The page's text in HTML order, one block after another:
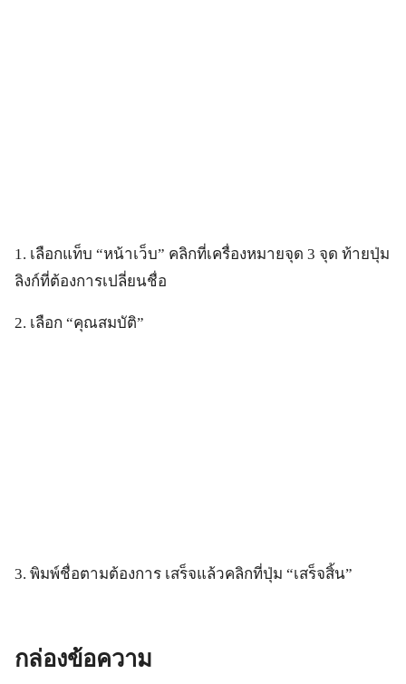
1. เลือกแท็บ “หน้าเว็บ” คลิกที่เครื่องหมายจุด 3 จุด ท้ายปุ่ม
ลิงก์ที่ต้องการเปลี่ยนชื่อ
2. เลือก “คุณสมบัติ”
3. พิมพ์ชื่อตามต้องการ เสร็จแล้วคลิกที่ปุ่ม “เสร็จสิ้น”
กล่องข้อความ